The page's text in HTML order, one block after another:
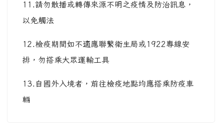
11.請勿散播或轉傳來源不明之疫情及防治訊息，
以免觸法
12.檢疫期間如不適應聯繫衛生局或1922專線安
排，勿搭乘大眾運輸工具
13.自國外入境者，前往檢疫地點均應搭乘防疫車
輛